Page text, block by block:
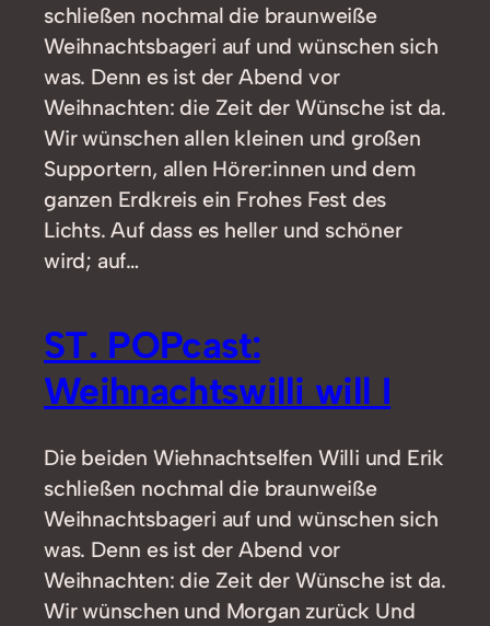
schließen nochmal die braunweiße
Weihnachtsbageri auf und wünschen sich
was. Denn es ist der Abend vor
Weihnachten: die Zeit der Wünsche ist da.
Wir wünschen allen kleinen und großen
Supportern, allen Hörer:innen und dem
ganzen Erdkreis ein Frohes Fest des
Lichts. Auf dass es heller und schöner
wird; auf…
ST. POPcast:
Weihnachtswilli will I
Die beiden Wiehnachtselfen Willi und Erik
schließen nochmal die braunweiße
Weihnachtsbageri auf und wünschen sich
was. Denn es ist der Abend vor
Weihnachten: die Zeit der Wünsche ist da.
Wir wünschen und Morgan zurück Und